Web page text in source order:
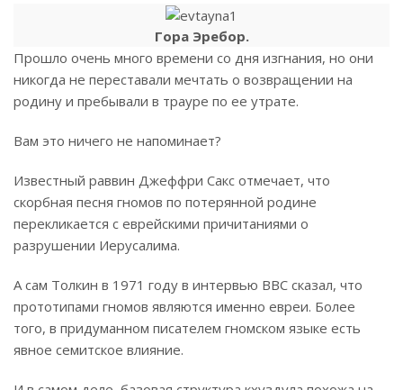
Гора Эребор.
Прошло очень много времени со дня изгнания, но они
никогда не переставали мечтать о возвращении на
родину и пребывали в трауре по ее утрате.
Вам это ничего не напоминает?
Известный раввин Джеффри Сакс отмечает, что
скорбная песня гномов по потерянной родине
перекликается с еврейскими причитаниями о
разрушении Иерусалима.
А сам Толкин в 1971 году в интервью BBC сказал, что
прототипами гномов являются именно евреи. Более
того, в придуманном писателем гномском языке есть
явное семитское влияние.